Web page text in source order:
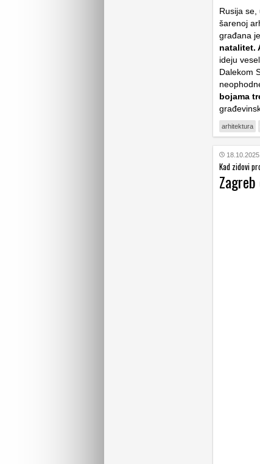
Rusija se,
šarenoj
građana
natalitet.
ideju
Dalekom
bojama
arhitektura
Kad zidovi